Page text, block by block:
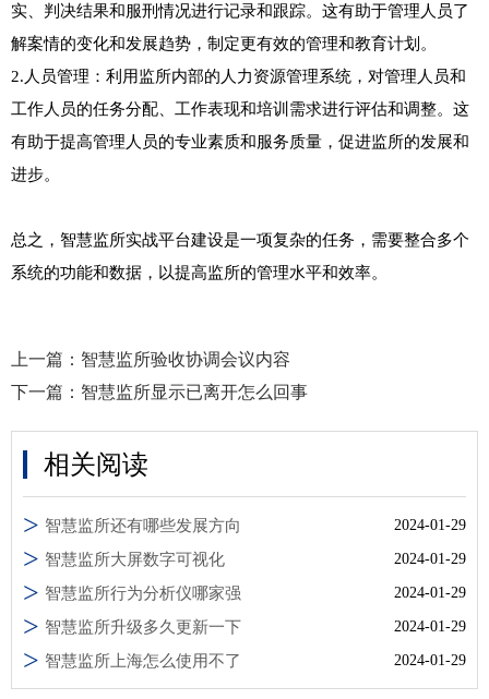
实、判决结果和服刑情况进行记录和跟踪。这有助于管理人员了
解案情的变化和发展趋势，制定更有效的管理和教育计划。
2.人员管理：利用监所内部的人力资源管理系统，对管理人员和
工作人员的任务分配、工作表现和培训需求进行评估和调整。这
有助于提高管理人员的专业素质和服务质量，促进监所的发展和
进步。
总之，智慧监所实战平台建设是一项复杂的任务，需要整合多个
系统的功能和数据，以提高监所的管理水平和效率。
上一篇： 智慧监所验收协调会议内容
下一篇： 智慧监所显示已离开怎么回事
相关阅读
智慧监所还有哪些发展方向 2024-01-29
智慧监所大屏数字可视化 2024-01-29
智慧监所行为分析仪哪家强 2024-01-29
智慧监所升级多久更新一下 2024-01-29
智慧监所上海怎么使用不了 2024-01-29